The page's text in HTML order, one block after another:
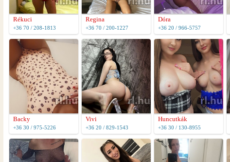
Rékuci
+36 70 / 208-1813
Regina
+36 70 / 200-1227
Dóra
+36 20 / 966-5757
Backy
+36 30 / 975-5226
Vivi
+36 20 / 829-1543
Huncutkák
+36 30 / 130-8955